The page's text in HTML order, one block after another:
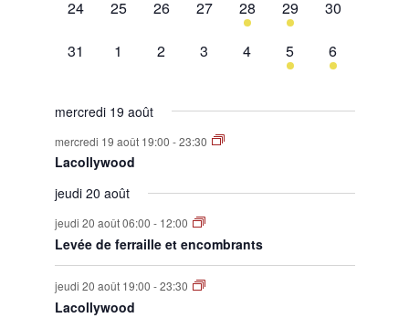
0
24
0
25
0
26
0
évènement,
27
1
évènement,
28
1
évènement,
29
0
30
0
31
0
1
0
2
0
3
0
évènement,
4
1
évènement,
5
1
évènement,
6
mercredi 19 août
mercredi 19 août 19:00 -23:30
Lacollywood
jeudi 20 août
jeudi 20 août 06:00 - 12:00
Levée de ferraille et encombrants
jeudi 20 août 19:00 -23:30
Lacollywood